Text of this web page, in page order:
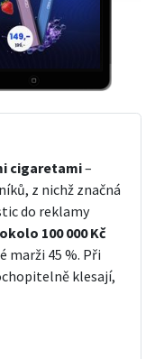
cigaretami–
z nichž značná
do reklamy
100 000 Kč
marži 45 %. Při
klesají,